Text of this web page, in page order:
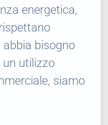
energetica,
abbia bisogno
un utilizzo
siamo